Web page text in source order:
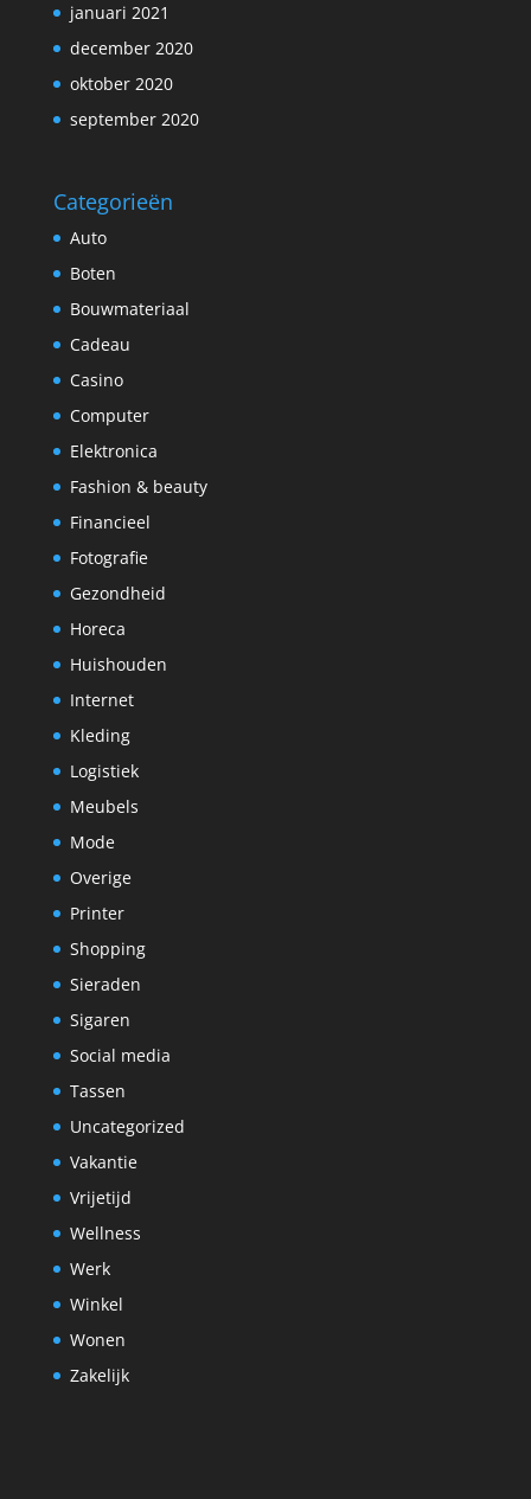
januari 2021
december 2020
oktober 2020
september 2020
Categorieën
Auto
Boten
Bouwmateriaal
Cadeau
Casino
Computer
Elektronica
Fashion & beauty
Financieel
Fotografie
Gezondheid
Horeca
Huishouden
Internet
Kleding
Logistiek
Meubels
Mode
Overige
Printer
Shopping
Sieraden
Sigaren
Social media
Tassen
Uncategorized
Vakantie
Vrijetijd
Wellness
Werk
Winkel
Wonen
Zakelijk